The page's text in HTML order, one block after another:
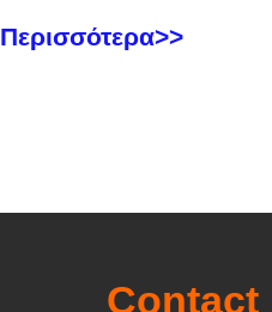
Περισσότερα>>
Contact